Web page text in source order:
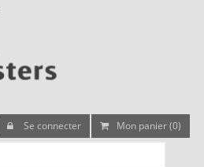
Se connecter Mon panier (0)